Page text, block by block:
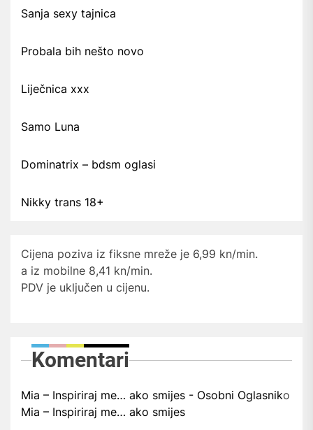
Sanja sexy tajnica
Probala bih nešto novo
Liječnica xxx
Samo Luna
Dominatrix – bdsm oglasi
Nikky trans 18+
Cijena poziva iz fiksne mreže je 6,99 kn/min.
a iz mobilne 8,41 kn/min.
PDV je uključen u cijenu.
Komentari
Mia – Inspiriraj me… ako smijes - Osobni Oglasniko
Mia – Inspiriraj me… ako smijes